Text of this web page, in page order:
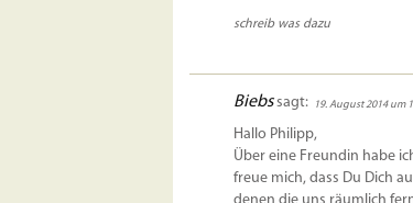
schreib was dazu
Biebs sagt: 19. August 2014 um
Hallo Philipp,
Über eine Freundin habe
freue mich, dass Du Dich
denen die uns räumlich